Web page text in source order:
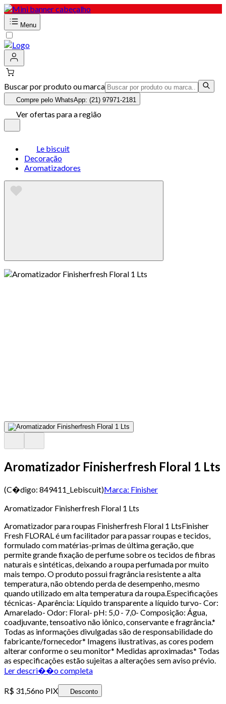
Menu
Buscar por produto ou marca
Compre pelo WhatsApp: (21) 97971-2181
Ver ofertas para a região
Le biscuit
Decoração
Aromatizadores
Aromatizador Finisherfresh Floral 1 Lts
(C�digo: 849411_Lebiscuit)Marca: Finisher
Aromatizador Finisherfresh Floral 1 Lts
Aromatizador para roupas Finisherfresh Floral 1 LtsFinisher
Fresh FLORAL é um facilitador para passar roupas e tecidos,
formulado com matérias-primas de última geração, que
permite grande fixação de perfume sobre os tecidos de fibras
naturais e sintéticas, deixando a roupa perfumada por muito
mais tempo. O produto possui fragrância resistente a alta
temperatura, não obtendo perda de desempenho, mesmo
quando utilizado em alta temperatura da roupa.Especificações
técnicas- Aparência: Líquido transparente a líquido turvo- Cor:
Amarelado- Odor: Floral- pH: 5,0 - 7,0- Composição: Água,
coadjuvante, tensoativo não iônico, conservante e fragrância.*
Todas as informações divulgadas são de responsabilidade do
fabricante/fornecedor* Imagens ilustrativas, as cores podem
alterar conforme o seu monitor* Medidas aproximadas* Todas
as especificações estão sujeitas a alterações sem aviso prévio.
Ler descri��o completa
R$ 31,56no PIX Desconto